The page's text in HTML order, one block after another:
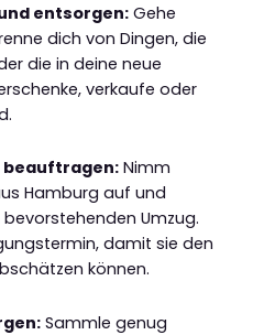
entsorgen: Gehe
dich von Dingen, die
die in deine neue
verkaufe oder
beauftragen: Nimm
Hamburg auf und
Umzug.
damit sie den
können.
Sammle genug